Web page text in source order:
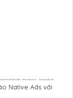
Native Ads với